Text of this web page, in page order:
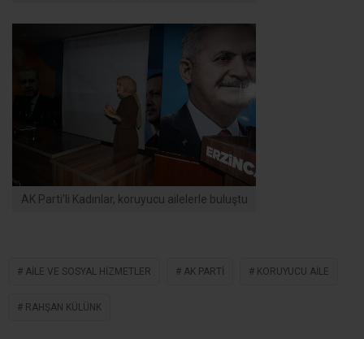
AK Parti’li Kadınlar, koruyucu ailelerle buluştu
AILE VE SOSYAL HIZMETLER AK PARTI KORUYUCU AILE
RAHŞAN KÜLÜNK